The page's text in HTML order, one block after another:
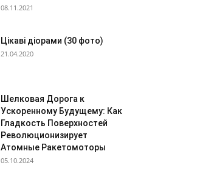
08.11.2021
Цікаві діорами (30 фото)
21.04.2020
Шелковая Дорога к
Ускоренному Будущему: Как
Гладкость Поверхностей
Революционизирует
Атомные Ракетомоторы
05.10.2024